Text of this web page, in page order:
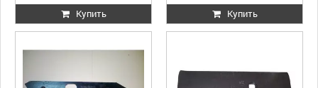
Купить Купить